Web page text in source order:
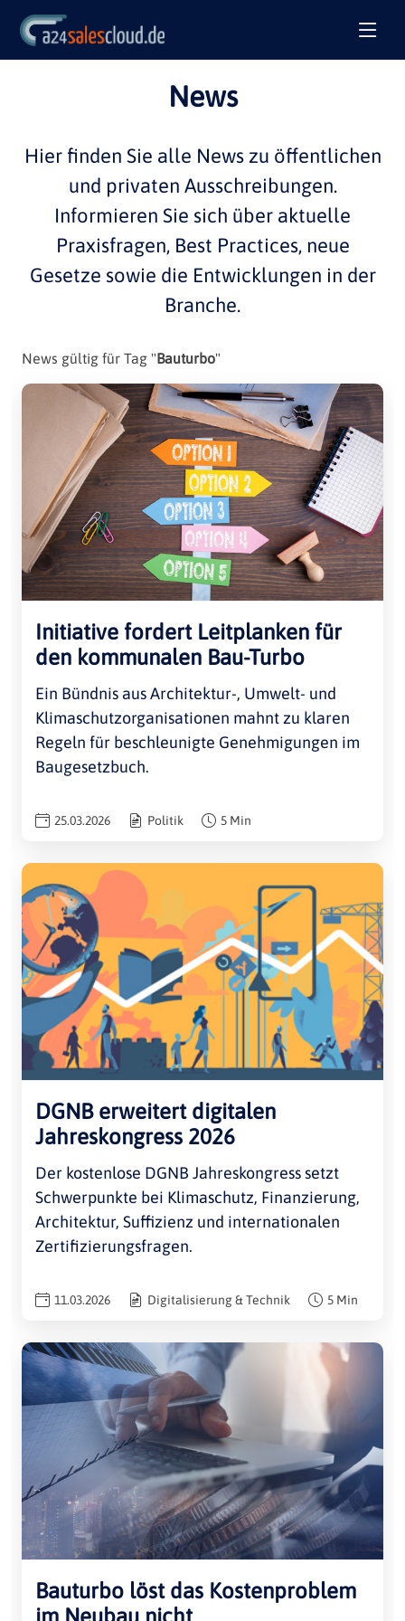
News
Hier finden Sie alle Newszu öffentlichen
und privaten Ausschreibungen.
Informieren Sie sich über aktuelle
Praxisfragen, Best Practices, neue
Gesetze sowie die Entwicklungen in der
Branche.
News gültig für Tag "Bauturbo"
Initiative fordert Leitplanken für
den kommunalen Bau-Turbo
Ein Bündnis aus Architektur-, Umwelt- und
Klimaschutzorganisationen mahnt zu klaren
Regeln für beschleunigte Genehmigungen im
Baugesetzbuch.
25.03.2026 Politik 5 Min
DGNB erweitert digitalen
Jahreskongress 2026
Der kostenlose DGNB Jahreskongress setzt
Schwerpunkte bei Klimaschutz, Finanzierung,
Architektur, Suffizienz und internationalen
Zertifizierungsfragen.
11.03.2026 Digitalisierung & Technik 5 Min
Bauturbo löst das Kostenproblem
im Neubau nicht